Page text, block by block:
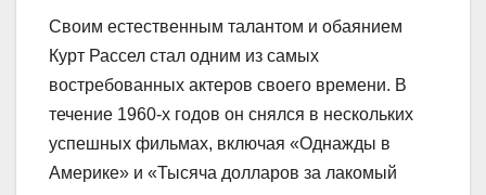
Своим естественным талантом и обаянием
Курт Рассел стал одним из самых
востребованных актеров своего времени. В
течение 1960-х годов он снялся в нескольких
успешных фильмах, включая «Однажды в
Америке» и «Тысяча долларов за лакомый